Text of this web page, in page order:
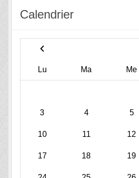
Calendrier
Lu Ma Me
3 4 5
10 11 12
17 18 19